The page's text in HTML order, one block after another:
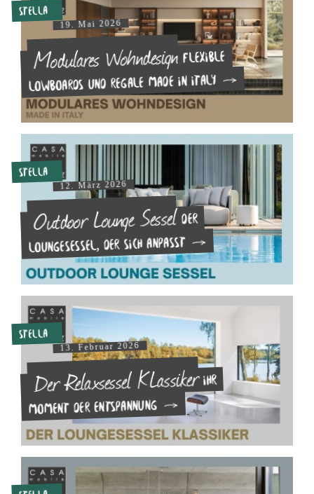
Stella
19. Mai 2026
Modulares WohndesignFlexible
Lowboards und Regale made in Italy
Stella
12. März 2026
Outdoor Lounge SesselDer
Loungesessel, der sich anpasst
Stella
13. Februar 2026
Der Relaxsessel KLassikerIhr
Moment der Entspannung